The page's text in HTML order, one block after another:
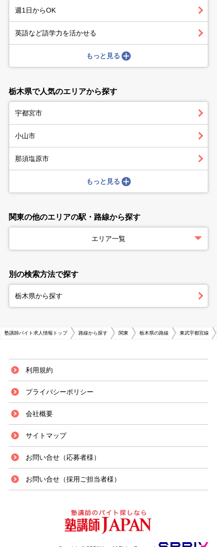
週1日からOK
英語など語学力を活かせる
もっと見る
栃木県で人気のエリアから探す
宇都宮市
小山市
那須塩原市
もっと見る
関東の他のエリアの駅・路線から探す
エリア一覧
別の検索方法で探す
栃木県から探す
塾講師バイト求人情報トップ 路線から探す 関東 栃木県の路線 東武宇都宮線
利用規約
プライバシーポリシー
会社概要
サイトマップ
お問い合せ（応募者様）
お問い合せ（採用ご担当者様）